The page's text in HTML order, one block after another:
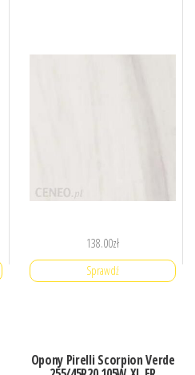
138.00zł
Sprawdź
Opony Pirelli Scorpion Verde